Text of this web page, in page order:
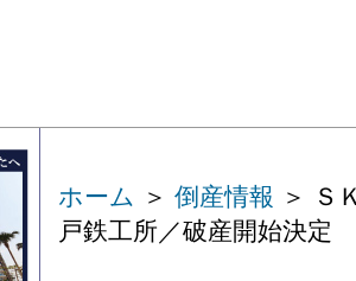
ホーム ＞ 倒産情報 ＞ Ｓ
戸鉄工所／破産開始決定